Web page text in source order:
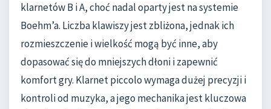
klarnetów B i A, choć nadal oparty jest na systemie
Boehm’a. Liczba klawiszy jest zbliżona, jednak ich
rozmieszczenie i wielkość mogą być inne, aby
dopasować się do mniejszych dłoni i zapewnić
komfort gry. Klarnet piccolo wymaga dużej precyzji i
kontroli od muzyka, a jego mechanika jest kluczowa